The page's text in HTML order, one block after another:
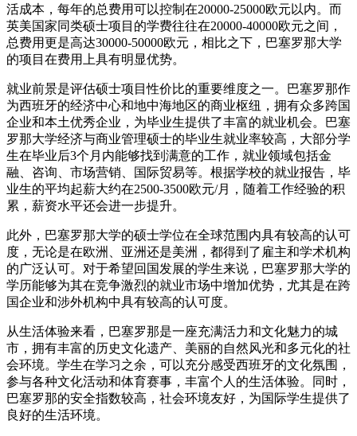
活成本，每年的总费用可以控制在20000-25000欧元以内。而
英美国家同类硕士项目的学费往往在20000-40000欧元之间，
总费用更是高达30000-50000欧元，相比之下，巴塞罗那大学
的项目在费用上具有明显优势。
就业前景是评估硕士项目性价比的重要维度之一。巴塞罗那作
为西班牙的经济中心和地中海地区的商业枢纽，拥有众多跨国
企业和本土优秀企业，为毕业生提供了丰富的就业机会。巴塞
罗那大学经济与商业管理硕士的毕业生就业率较高，大部分学
生在毕业后3个月内能够找到满意的工作，就业领域包括金
融、咨询、市场营销、国际贸易等。根据学校的就业报告，毕
业生的平均起薪大约在2500-3500欧元/月，随着工作经验的积
累，薪资水平还会进一步提升。
此外，巴塞罗那大学的硕士学位在全球范围内具有较高的认可
度，无论是在欧洲、亚洲还是美洲，都得到了雇主和学术机构
的广泛认可。对于希望回国发展的学生来说，巴塞罗那大学的
学历能够为其在竞争激烈的就业市场中增加优势，尤其是在跨
国企业和涉外机构中具有较高的认可度。
从生活体验来看，巴塞罗那是一座充满活力和文化魅力的城
市，拥有丰富的历史文化遗产、美丽的自然风光和多元化的社
会环境。学生在学习之余，可以充分感受西班牙的文化氛围，
参与各种文化活动和体育赛事，丰富个人的生活体验。同时，
巴塞罗那的安全指数较高，社会环境友好，为国际学生提供了
良好的生活环境。